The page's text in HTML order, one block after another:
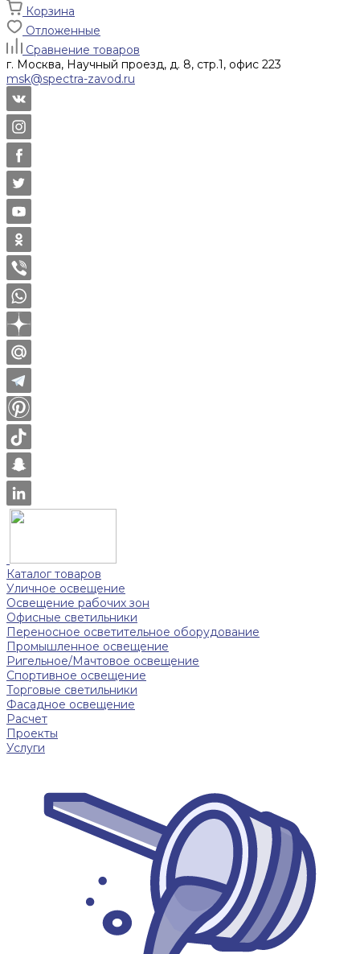
Корзина
Отложенные
Сравнение товаров
г. Москва, Научный проезд, д. 8, стр.1, офис 223
msk@spectra-zavod.ru
Каталог товаров
Уличное освещение
Освещение рабочих зон
Офисные светильники
Переносное осветительное оборудование
Промышленное освещение
Ригельное/Мачтовое освещение
Спортивное освещение
Торговые светильники
Фасадное освещение
Расчет
Проекты
Услуги